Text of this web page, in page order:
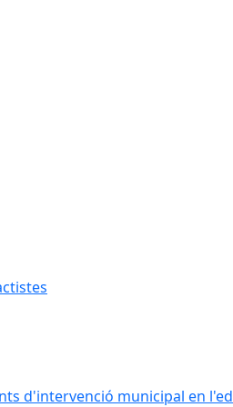
d'intervenció municipal en